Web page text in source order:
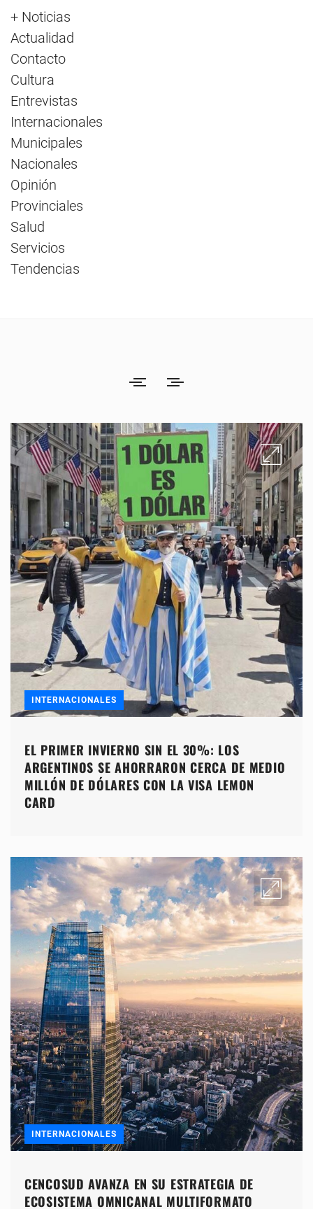
+ Noticias
Actualidad
Contacto
Cultura
Entrevistas
Internacionales
Municipales
Nacionales
Opinión
Provinciales
Salud
Servicios
Tendencias
INTERNACIONALES
EL PRIMER INVIERNO SIN EL 30%: LOS
ARGENTINOS SE AHORRARON CERCA DE MEDIO
MILLÓN DE DÓLARES CON LA VISA LEMON
CARD
INTERNACIONALES
CENCOSUD AVANZA EN SU ESTRATEGIA DE
ECOSISTEMA OMNICANAL MULTIFORMATO